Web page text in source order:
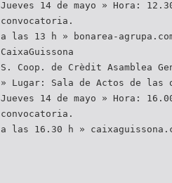
Jueves 14 de mayo » Hora:
convocatoria.
a las 13 h » bonarea-
CaixaGuissona
S. Coop. de Crèdit Asamblea
» Lugar: Sala de Actos de las
Jueves 14 de mayo » Hora:
convocatoria.
a las 16.30 h »